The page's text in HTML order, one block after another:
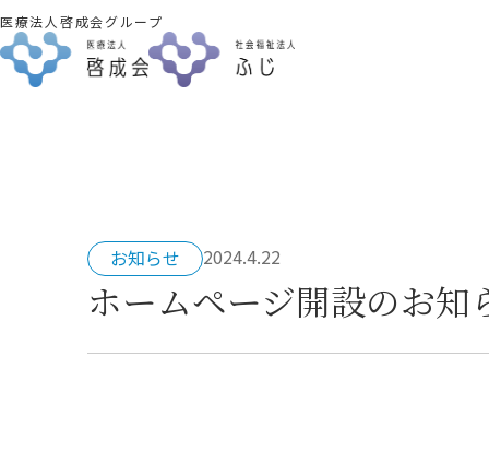
医療法人啓成会グループ
お知らせ 2024.4.22
ホームページ開設のお知